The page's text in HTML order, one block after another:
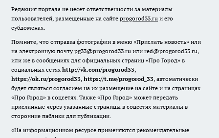
Редакция портала не несет ответственности за материалы
пользователей, размещенные на сайте progorod33.ru и его
субдоменах.
Помните, что отправка фотографии в меню «Прислать новость» или
на электронную почту pg33@progorod33.ru или red@progorod33.ru,
или же в сообщениях для официальных страниц «Про Город» в
социальных сетях http://vk.com/progorod33,
https://ok.ru/progorod33, https://t.me/progorod_33, автоматически
будет являться согласием на их размещение на сайте и на страницах
«Про Город» в соцсетях. Также «Про Город» может передать
присланные через указанные страницы в соцсетях материалы в
сторонние паблики для публикации.
«На информационном ресурсе применяются рекомендательные